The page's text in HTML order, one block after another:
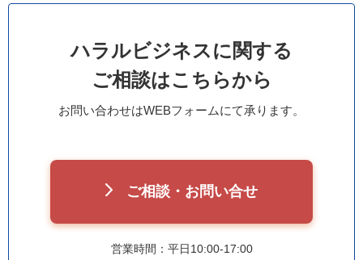
ハラルビジネスに関する
ご相談はこちらから
お問い合わせはWEBフォームにて承ります。
ご相談・お問い合せ
営業時間：平日10:00-17:00